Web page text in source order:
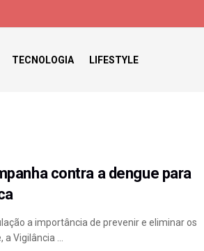
TECNOLOGIA LIFESTYLE
contra a dengue para
a importância de prevenir e eliminar os
Vigilância ...